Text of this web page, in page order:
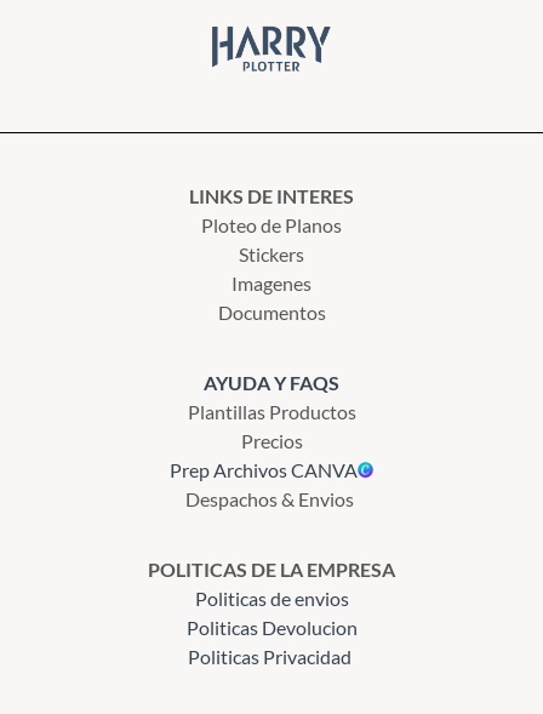
LINKS DE INTERES
Ploteo de Planos
Stickers
Imagenes
Documentos
AYUDA Y FAQS
Plantillas Productos
Precios
Prep Archivos CANVA
Despachos & Envios
POLITICAS DE LA EMPRESA
Politicas de envios
Politicas Devolucion
Politicas Privacidad